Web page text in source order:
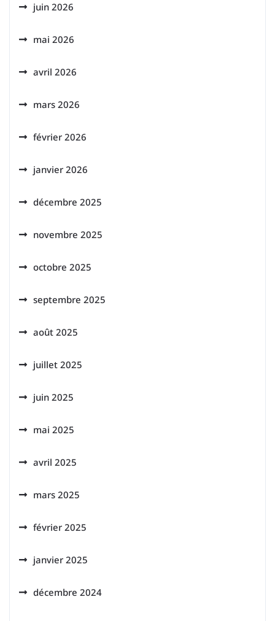
juin 2026
mai 2026
avril 2026
mars 2026
février 2026
janvier 2026
décembre 2025
novembre 2025
octobre 2025
septembre 2025
août 2025
juillet 2025
juin 2025
mai 2025
avril 2025
mars 2025
février 2025
janvier 2025
décembre 2024